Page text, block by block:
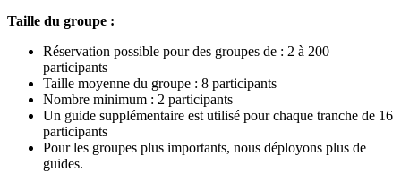
Taille du groupe :
Réservation possible pour des groupes de : 2 à 200
participants
Taille moyenne du groupe : 8 participants
Nombre minimum : 2 participants
Un guide supplémentaire est utilisé pour chaque tranche de 16
participants
Pour les groupes plus importants, nous déployons plus de
guides.